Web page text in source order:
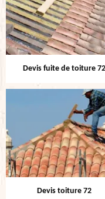
Devis fuite de toiture 72
Devis toiture 72